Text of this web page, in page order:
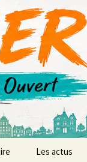
Les actus